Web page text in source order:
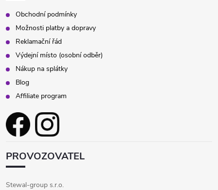
Obchodní podmínky
Možnosti platby a dopravy
Reklamační řád
Výdejní místo (osobní odběr)
Nákup na splátky
Blog
Affiliate program
PROVOZOVATEL
Stewal-group s.r.o.